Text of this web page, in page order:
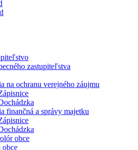
zastupiteľstva
na ochranu verejného záujmu
finančná a správy majetku
obce
obce